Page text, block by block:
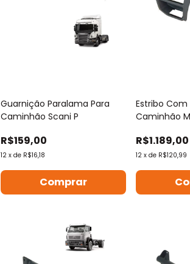
Guarnição Paralama Para
Caminhão Scani P
R$159,00
12 x de R$16,18
Comprar
Estribo
Caminhão
R$1.189,00
12 xde R$120,99